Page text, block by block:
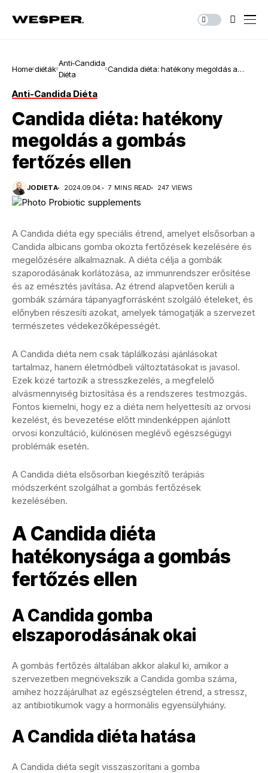
Home diéták
Anti-Candida
Diéta
Candida diéta: hatékony megoldás a
Anti-Candida Diéta
Candida diéta: hatékony
megoldás a gombás
fertőzés ellen
JODIETA 2024.09.04. 7 MINS READ 247 VIEWS
A Candida diéta egy speciális étrend, amelyet elsősorban a
Candida albicans gomba okozta fertőzések kezelésére és
megelőzésére alkalmaznak. A diéta célja a gombák
szaporodásának korlátozása, az immunrendszer erősítése
és az emésztés javítása. Az étrend alapvetően kerüli a
gombák számára tápanyagforrásként szolgáló ételeket, és
előnyben részesíti azokat, amelyek támogatják a szervezet
természetes védekezőképességét.
A Candida diéta nem csak táplálkozási ajánlásokat
tartalmaz, hanem életmódbeli változtatásokat is javasol.
Ezek közé tartozik a stresszkezelés, a megfelelő
alvásmennyiség biztosítása és a rendszeres testmozgás.
Fontos kiemelni, hogy ez a diéta nem helyettesíti az orvosi
kezelést, és bevezetése előtt mindenképpen ajánlott
orvosi konzultáció, különösen meglévő egészségügyi
problémák esetén.
A Candida diéta elsősorban kiegészítő terápiás
módszerként szolgálhat a gombás fertőzések
kezelésében.
A Candida diéta
hatékonysága a gombás
fertőzés ellen
A Candida gomba
elszaporodásának okai
A gombás fertőzés általában akkor alakul ki, amikor a
szervezetben megnövekszik a Candida gomba száma,
amihez hozzájárulhat az egészségtelen étrend, a stressz,
az antibiotikumok vagy a hormonális egyensúlyhiány.
A Candida diéta hatása
A Candida diéta segít visszaszorítani a gomba